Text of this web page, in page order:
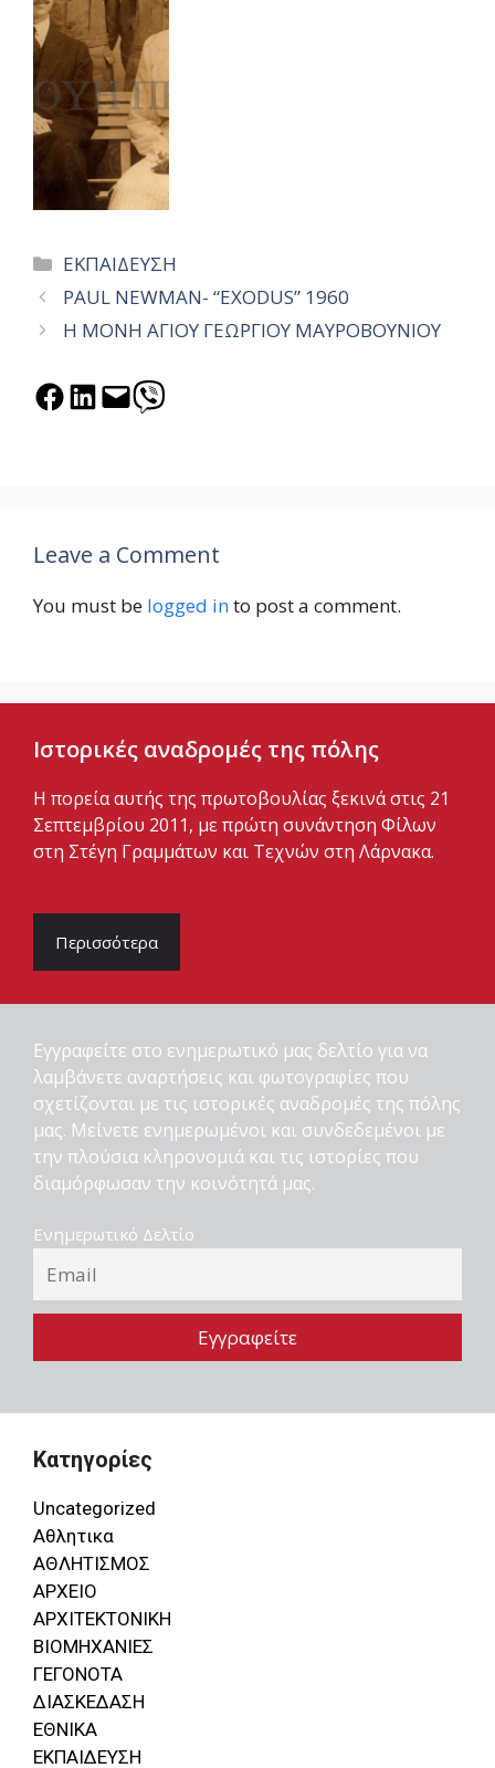
Categories
ΕΚΠΑΙΔΕΥΣΗ
PAUL NEWMAN- “EXODUS” 1960
Η ΜΟΝΗ ΑΓΙΟΥ ΓΕΩΡΓΙΟΥ ΜΑΥΡΟΒΟΥΝΙΟΥ
Share on Facebook
Share on LinkedIn
Email this Page
Share on Viber
Leave a Comment
You must be logged into post a comment.
Ιστορικές αναδρομές της πόλης
Η πορεία αυτής της πρωτοβουλίας ξεκινά στις 21
Σεπτεμβρίου 2011, με πρώτη συνάντηση Φίλων
στη Στέγη Γραμμάτων και Τεχνών στη Λάρνακα.
Περισσότερα
Εγγραφείτε στο ενημερωτικό μας δελτίο για να
λαμβάνετε αναρτήσεις και φωτογραφίες που
σχετίζονται με τις ιστορικές αναδρομές της πόλης
μας. Μείνετε ενημερωμένοι και συνδεδεμένοι με
την πλούσια κληρονομιά και τις ιστορίες που
διαμόρφωσαν την κοινότητά μας.
Ενημερωτικό Δελτίο
Κατηγορίες
Uncategorized
Αθλητικα
ΑΘΛΗΤΙΣΜΟΣ
ΑΡΧΕΙΟ
ΑΡΧΙΤΕΚΤΟΝΙΚΗ
ΒΙΟΜΗΧΑΝΙΕΣ
ΓΕΓΟΝΟΤΑ
ΔΙΑΣΚΕΔΑΣΗ
ΕΘΝΙΚΑ
ΕΚΠΑΙΔΕΥΣΗ